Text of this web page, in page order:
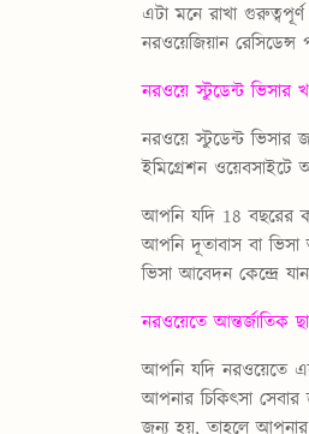
এটা মনে রাখা
নরওয়েজিয়ান
নরওয়ে স্টুডেন্ট ভিসার
নরওয়ে স্টুডেন্ট ভিসার
ইমিগ্রেশন
আপনি যদি 18 বছরের
আপনি দূতাবাস বা
ভিসা আবেদন কেন্দ্রে
নরওয়েতে আন্তর্জাতিক
আপনি যদি নরওয়েতে
আপনার চিকিৎসা